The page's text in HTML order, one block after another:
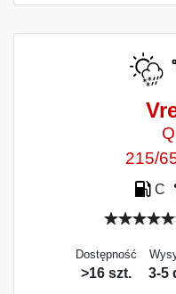
215/
C
Dostępność
>16 szt. 3-5